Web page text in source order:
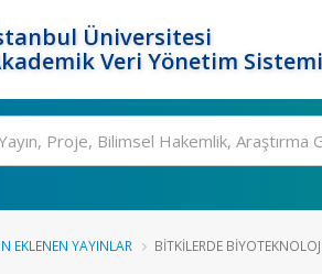
Üniversitesi
Veri Yönetim Sistemi
EKLENEN YAYINLAR BITKILERDE